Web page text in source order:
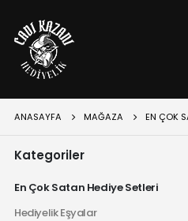
ANASAYFA MAĞAZA EN ÇOK
Kategoriler
En Çok Satan Hediye Setleri
Hediyelik Eşyalar